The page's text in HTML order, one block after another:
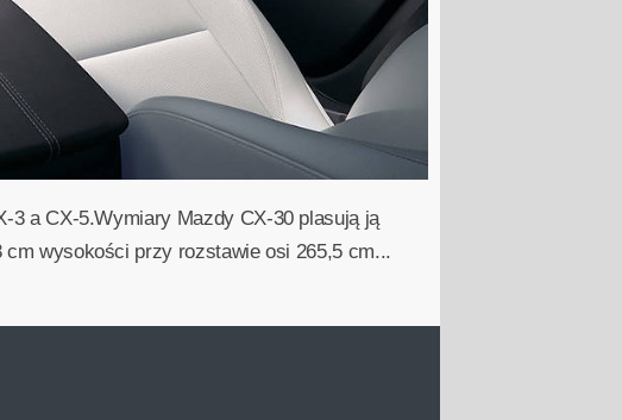
3 a CX-5.Wymiary Mazdy CX-30 plasują ją
wysokości przy rozstawie osi 265,5 cm...